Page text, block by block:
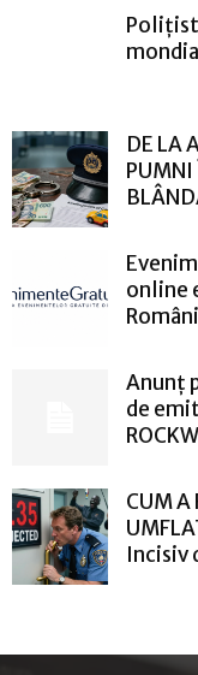
DE LA
PUMNI
online
Anunț
de
CUM A
Incisiv